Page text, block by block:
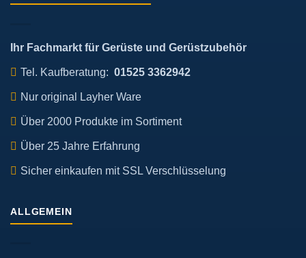
Ihr Fachmarkt für Gerüste und Gerüstzubehör
Tel. Kaufberatung: 01525 3362942
Nur original Layher Ware
Über 2000 Produkte im Sortiment
Über 25 Jahre Erfahrung
Sicher einkaufen mit SSL Verschlüsselung
ALLGEMEIN